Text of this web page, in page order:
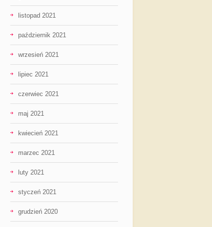
listopad 2021
październik 2021
wrzesień 2021
lipiec 2021
czerwiec 2021
maj 2021
kwiecień 2021
marzec 2021
luty 2021
styczeń 2021
grudzień 2020